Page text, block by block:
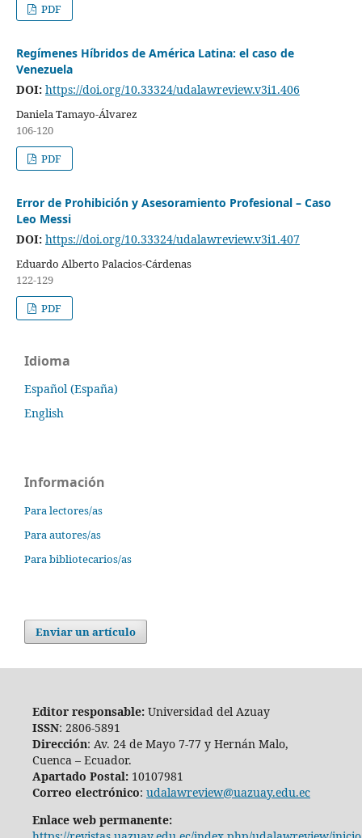
PDF
Regímenes Híbridos de América Latina: el caso de
Venezuela
DOI: https://doi.org/10.33324/udalawreview.v3i1.406
Daniela Tamayo-Álvarez
106-120
PDF
Error de Prohibición y Asesoramiento Profesional – Caso
Leo Messi
DOI: https://doi.org/10.33324/udalawreview.v3i1.407
Eduardo Alberto Palacios-Cárdenas
122-129
PDF
Idioma
Español (España)
English
Información
Para lectores/as
Para autores/as
Para bibliotecarios/as
Enviar un artículo
Editor responsable:Universidad del Azuay
ISSN: 2806-5891
Dirección: Av. 24 de Mayo 7-77 y Hernán Malo,
Cuenca – Ecuador.
Apartado Postal:10107981
Correo electrónico: udalawreview@uazuay.edu.ec
Enlace web permanente: